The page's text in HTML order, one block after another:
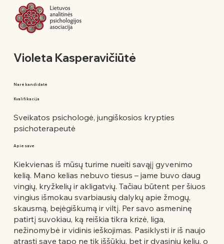
Violeta Kasperavičiūtė
Narė kandidatė
Kvalifikacija
Sveikatos psichologė, jungiškosios krypties
psichoterapeutė
Apie save
Kiekvienas iš mūsų turime nueiti savąjį gyvenimo
kelią. Mano kelias nebuvo tiesus – jame buvo daug
vingių, kryžkelių ir akligatvių. Tačiau būtent per šiuos
vingius išmokau svarbiausių dalykų apie žmogų,
skausmą, bejėgiškumą ir viltį. Per savo asmeninę
patirtį suvokiau, ką reiškia tikra krizė, liga,
nežinomybė ir vidinis ieškojimas. Pasiklysti ir iš naujo
atrasti save tapo ne tik iššūkiu, bet ir dvasiniu keliu, o